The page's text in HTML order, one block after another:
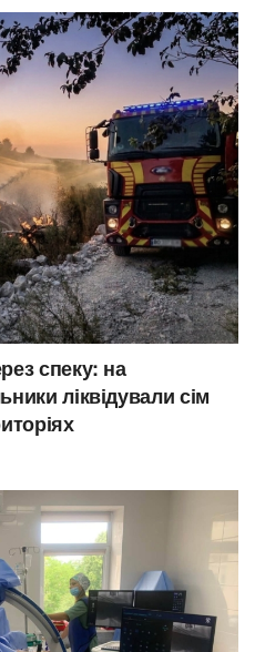
спеку: на
ліквідували сім